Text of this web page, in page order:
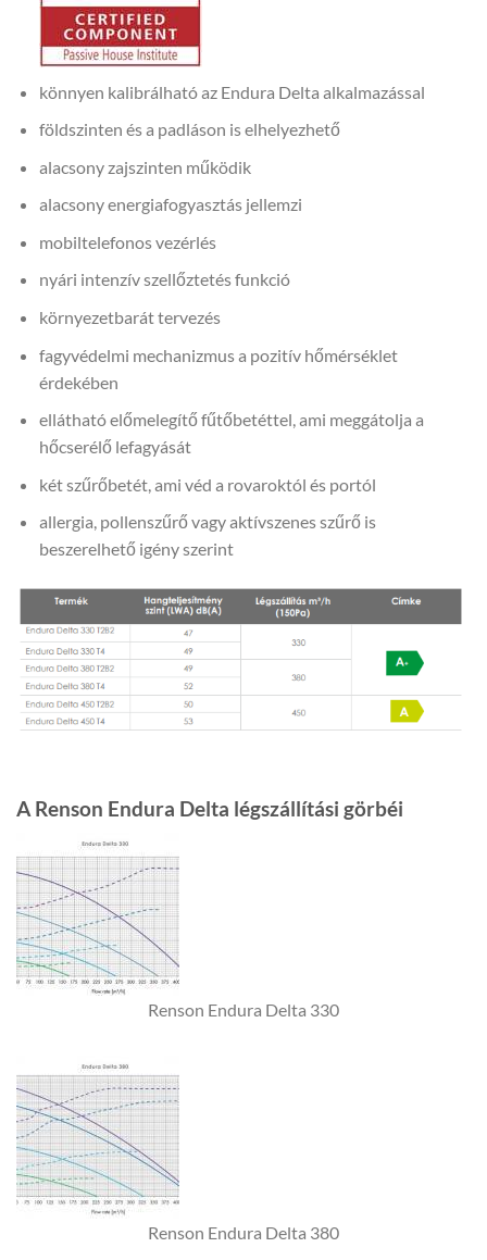
könnyen kalibrálható az Endura Delta alkalmazással
földszinten és a padláson is elhelyezhető
alacsony zajszinten működik
alacsony energiafogyasztás jellemzi
mobiltelefonos vezérlés
nyári intenzív szellőztetés funkció
környezetbarát tervezés
fagyvédelmi mechanizmus a pozitív hőmérséklet
érdekében
ellátható előmelegítő fűtőbetéttel, ami meggátolja a
hőcserélő lefagyását
két szűrőbetét, ami véd a rovaroktól és portól
allergia, pollenszűrő vagy aktívszenes szűrő is
beszerelhető igény szerint
A Renson Endura Delta légszállítási görbéi
Renson Endura Delta 330
Renson Endura Delta 380